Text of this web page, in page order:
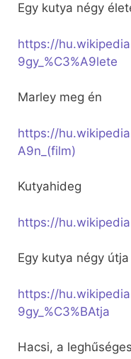
Egy kutya négy
https://
9gy_%C3%A9lete
Marley meg én
https://
A9n_(film)
Kutyahideg
https://
Egy kutya négy útja
https://
9gy_%C3%BAtja
Hacsi, a